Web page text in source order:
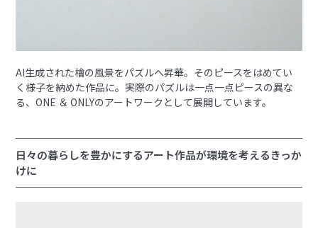
AI生成された檜の風景をパズルへ昇華。そのピースをはめてい
く様子を納めた作品に。実際のパズルは一点一点ピースの異な
る、ONE ＆ ONLYのアートワークとして展開しています。
日々の暮らしを豊かにするアート作品が環境を考えるきっか
けに